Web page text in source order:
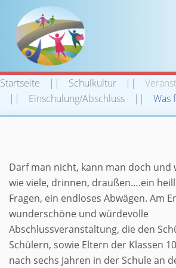
Startseite Schulkultur
Einschulung/Abschluss
Was
Was für ein
Darf man nicht, kann man doch und
wie viele, drinnen, draußen….ein
Fragen, ein endloses Abwägen. Am
wunderschöne und würdevolle
Abschlussveranstaltung, die den
Schülern, sowie Eltern der Klassen
nach sechs Jahren in der Schule an